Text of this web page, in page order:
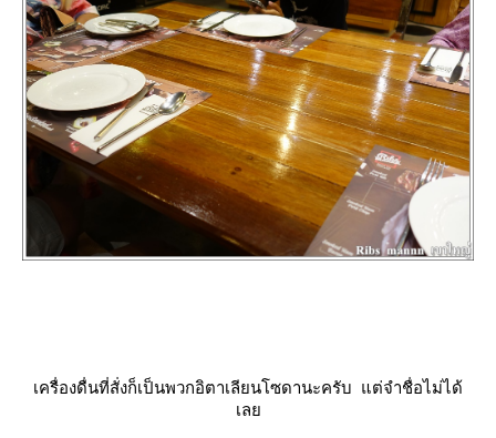
เครื่องดื่นที่สั่งก็เป็นพวกอิตาเลียนโซดานะครับ แต่จำชื่อไม่ได้
เล